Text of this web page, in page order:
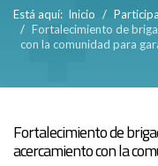
Está aquí: Inicio Participa
Fortalecimiento de
con la comunidad para
Fortalecimiento de
acercamiento con la